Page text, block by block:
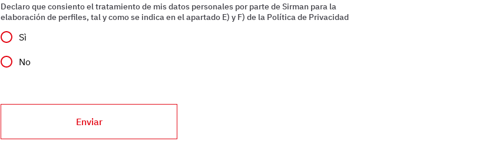
Declaro que consiento el tratamiento de mis datos personales por parte de Sirman para la
elaboración de perfiles, tal y como se indica en el apartado E) y F) de la Política de Privacidad
Sì
No
Enviar